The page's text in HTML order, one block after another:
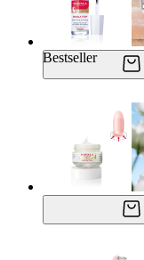
Bestseller